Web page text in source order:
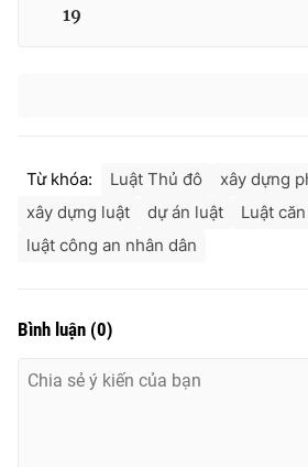
19
Từ khóa: Luật Thủ đô
xây dựng
xây dựng luật
dự án luật
Luật
luật công an nhân dân
Bình luận (0)